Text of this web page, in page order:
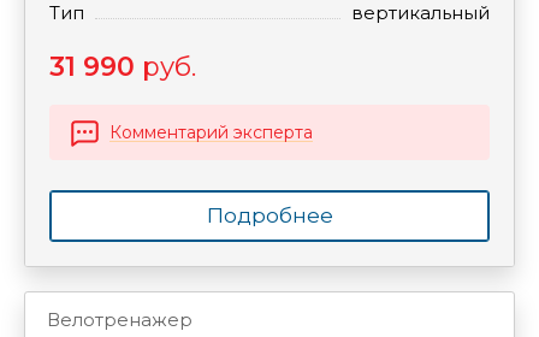
Тип
вертикальный
31 990 руб.
Комментарий эксперта
Подробнее
Велотренажер